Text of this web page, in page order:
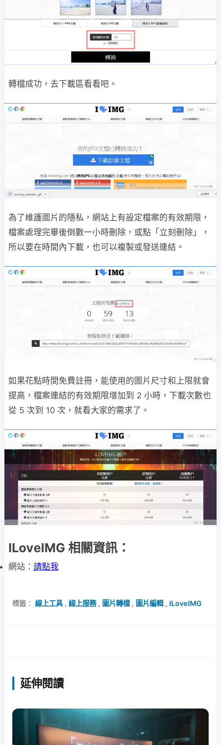
轉檔成功，去下載區看看吧。
為了維護圖片的隱私，網站上有設定檔案的有效期限，
檔案處理完畢後倒數一小時刪除，或點「立刻刪除」，
所以要在時間內下載，也可以複製或發送連結。
如果花點時間免費註冊，能使用的圖片尺寸和上限就會
提高，檔案連結的有效期限增加到 2 小時，下載次數也
從 5 次到 10 次，就看大家的需求了。
ILoveIMG 相關資訊：
網站： 請點我
標籤： 線上工具, 線上服務, 圖片轉檔, 圖片編輯, ILoveIMG
延伸閱讀